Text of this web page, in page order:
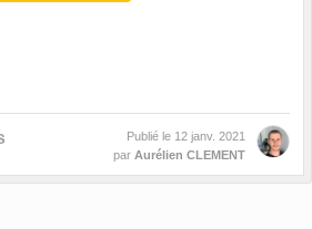
Publié le 12 janv. 2021
par Aurélien CLEMENT